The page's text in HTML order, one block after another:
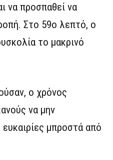
να προσπαθεί να
Στο 59ο λεπτό, ο
το μακρινό
ο χρόνος
να μην
μπροστά από